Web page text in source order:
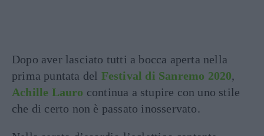
Dopo aver lasciato tutti a bocca aperta nella
prima puntata del Festival di Sanremo 2020,
Achille Lauro continua a stupire con uno stile
che di certo non è passato inosservato.